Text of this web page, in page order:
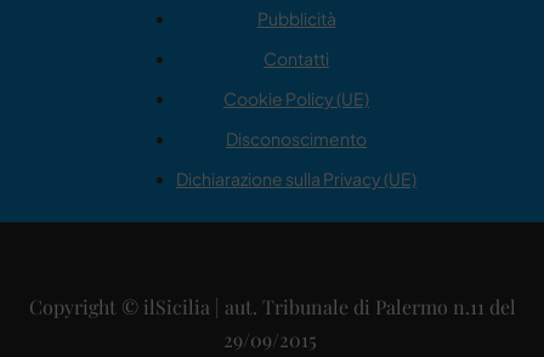
Pubblicità
Contatti
Cookie Policy (UE)
Disconoscimento
Dichiarazione sulla Privacy (UE)
Copyright © ilSicilia | aut. Tribunale di Palermo n.11 del
29/09/2015